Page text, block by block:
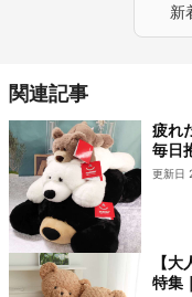
新
関連記事
疲れ
毎日
更新日
【
特集